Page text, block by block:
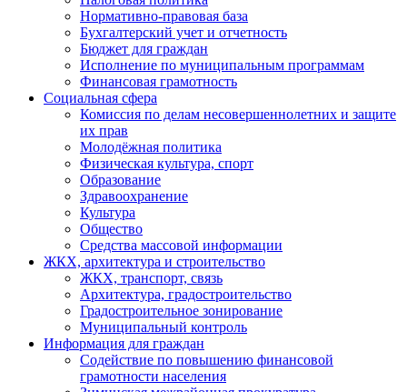
Нормативно-правовая база
Бухгалтерский учет и отчетность
Бюджет для граждан
Исполнение по муниципальным программам
Финансовая грамотность
Социальная сфера
Комиссия по делам несовершеннолетних и защите
их прав
Молодёжная политика
Физическая культура, спорт
Образование
Здравоохранение
Культура
Общество
Средства массовой информации
ЖКХ, архитектура и строительство
ЖКХ, транспорт, связь
Архитектура, градостроительство
Градостроительное зонирование
Муниципальный контроль
Информация для граждан
Содействие по повышению финансовой
грамотности населения